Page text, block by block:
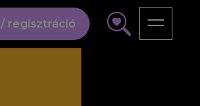
regisztráció